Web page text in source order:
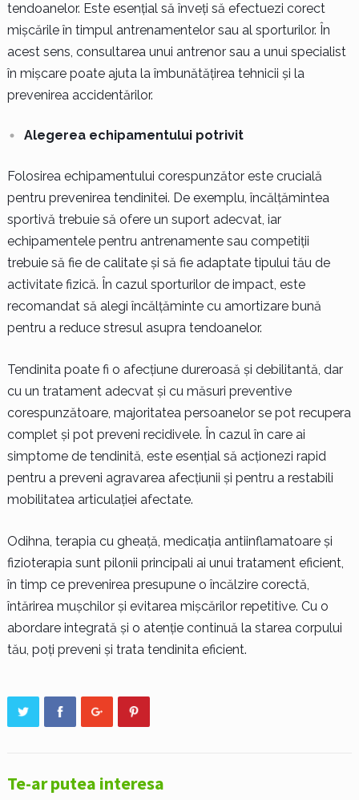
tendoanelor. Este esențial să înveți să efectuezi corect
mișcările în timpul antrenamentelor sau al sporturilor. În
acest sens, consultarea unui antrenor sau a unui specialist
în mișcare poate ajuta la îmbunătățirea tehnicii și la
prevenirea accidentărilor.
Alegerea echipamentului potrivit
Folosirea echipamentului corespunzător este crucială
pentru prevenirea tendinitei. De exemplu, încălțămintea
sportivă trebuie să ofere un suport adecvat, iar
echipamentele pentru antrenamente sau competiții
trebuie să fie de calitate și să fie adaptate tipului tău de
activitate fizică. În cazul sporturilor de impact, este
recomandat să alegi încălțăminte cu amortizare bună
pentru a reduce stresul asupra tendoanelor.
Tendinita poate fi o afecțiune dureroasă și debilitantă, dar
cu un tratament adecvat și cu măsuri preventive
corespunzătoare, majoritatea persoanelor se pot recupera
complet și pot preveni recidivele. În cazul în care ai
simptome de tendinită, este esențial să acționezi rapid
pentru a preveni agravarea afecțiunii și pentru a restabili
mobilitatea articulației afectate.
Odihna, terapia cu gheață, medicația antiinflamatoare și
fizioterapia sunt pilonii principali ai unui tratament eficient,
în timp ce prevenirea presupune o încălzire corectă,
întărirea mușchilor și evitarea mișcărilor repetitive. Cu o
abordare integrată și o atenție continuă la starea corpului
tău, poți preveni și trata tendinita eficient.
Te-ar putea interesa